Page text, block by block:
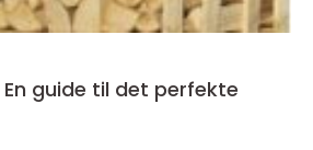
guide til det perfekte